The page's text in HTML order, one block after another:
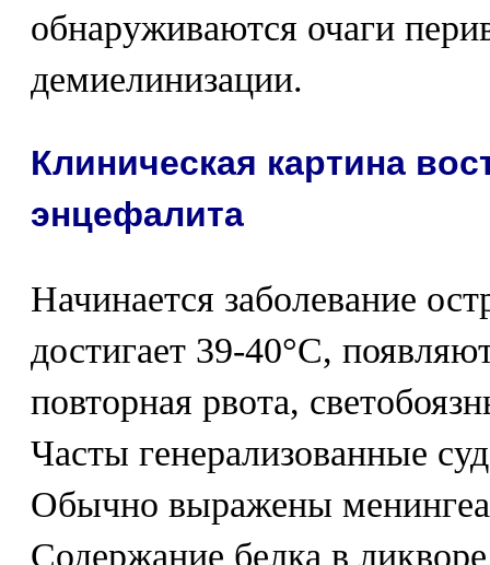
обнаруживаются очаги
демиелинизации.
Клиническая картина
энцефалита
Начинается заболевание
достигает 39-40°С,
повторная рвота,
Часты генерализованные
Обычно выражены
Содержание белка в